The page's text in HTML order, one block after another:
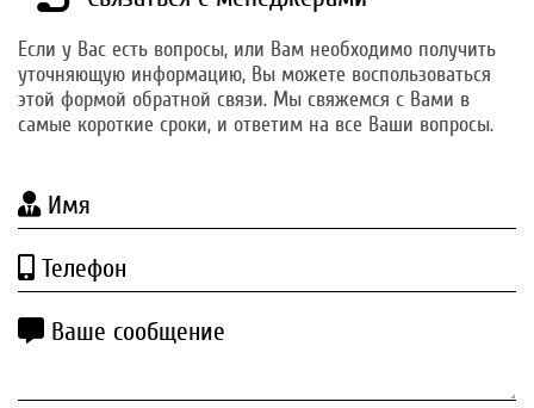
Если у Вас есть вопросы, или Вам необходимо получить
уточняющую информацию, Вы можете воспользоваться
этой формой обратной связи. Мы свяжемся с Вами в
самые короткие сроки, и ответим на все Ваши вопросы.
Имя
Телефон
Ваше сообщение